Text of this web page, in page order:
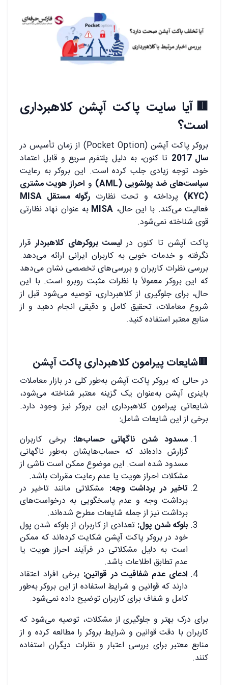
🟥آیا سایت پاکت آپشن کلاهبرداری
است؟
بروکر پاکت آپشن (Pocket Option) از زمان تأسیس در
سال 2017
تا کنون، به دلیل پلتفرم سریع و قابل اعتماد
خود، توجه زیادی جلب کرده است. این بروکر به رعایت
سیاست‌های ضد پولشویی (AML)
و احراز هویت مشتری
(KYC)
پرداخته و تحت نظارت رگوله مستقل MISA
فعالیت می‌کند. با این حال، MISA به عنوان نهاد نظارتی
قوی شناخته نمی‌شود.
پاکت آپشن تا کنون درلیست بروکرهای کلاهبردارقرار
نگرفته و خدمات خوبی به کاربران ایرانی ارائه می‌دهد.
بررسی نظرات کاربران و بررسی‌های تخصصی نشان می‌دهد
که این بروکر معمولاً با نظرات مثبت روبرو است. با این
حال، برای جلوگیری از کلاهبرداری، توصیه می‌شود قبل از
شروع معاملات، تحقیق کامل و دقیقی انجام دهید و از
منابع معتبر استفاده کنید.
🟥شایعات پیرامون کلاهبرداری پاکت آپشن
در حالی که بروکر پاکت آپشن به‌طور کلی در بازار معاملات
باینری آپشن به‌عنوان یک گزینه معتبر شناخته می‌شود،
شایعاتی پیرامون کلاهبرداری این بروکر نیز وجود دارد.
برخی از این شایعات شامل:
مسدود شدن ناگهانی حساب‌ها: برخی کاربران
گزارش داده‌اند که حساب‌هایشان به‌طور ناگهانی
مسدود شده است. این موضوع ممکن است ناشی از
مشکلات احراز هویت یا عدم رعایت مقررات باشد.
تاخیر در برداشت وجه: مشکلاتی مانند تاخیر در
برداشت وجه و عدم پاسخگویی به درخواست‌های
برداشت نیز از جمله شایعات مطرح شده‌اند.
بلوکه شدن پول: تعدادی از کاربران از بلوکه شدن پول
خود در بروکر پاکت آپشن شکایت کرده‌اند که ممکن
است به دلیل مشکلاتی در فرآیند احراز هویت یا
عدم تطابق اطلاعات باشد.
ادعای عدم شفافیت در قوانین: برخی افراد اعتقاد
دارند که قوانین و شرایط استفاده از این بروکر به‌طور
کامل و شفاف برای کاربران توضیح داده نمی‌شود.
برای درک بهتر و جلوگیری از مشکلات، توصیه می‌شود که
کاربران با دقت قوانین و شرایط بروکر را مطالعه کرده و از
منابع معتبر برای بررسی اعتبار و نظرات دیگران استفاده
کنند.